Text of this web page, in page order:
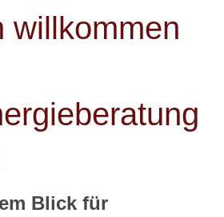
willkommen
Blick für